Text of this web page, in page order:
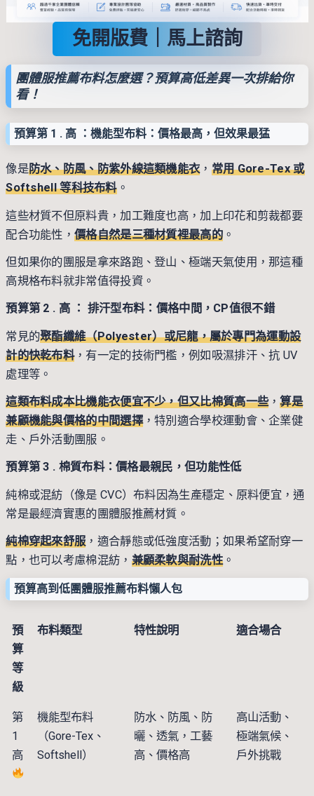
免開版費｜馬上諮詢
團體服推薦布料怎麼選？預算高低差異一次排給你
看！
預算第 1 . 高 ：機能型布料：價格最高，但效果最猛
像是防水、防風、防紫外線這類機能衣， 常用 Gore-Tex 或
Softshell 等科技布料。
這些材質不但原料貴，加工難度也高，加上印花和剪裁都要
配合功能性，價格自然是三種材質裡最高的。
但如果你的團服是拿來路跑、登山、極端天氣使用，那這種
高規格布料就非常值得投資。
預算第 2 . 高 ： 排汗型布料：價格中間，CP值很不錯
常見的聚酯纖維（Polyester）或尼龍，屬於專門為運動設
計的快乾布料，有一定的技術門檻，例如吸濕排汗、抗 UV
處理等。
這類布料成本比機能衣便宜不少，但又比棉質高一些，算是
兼顧機能與價格的中間選擇，特別適合學校運動會、企業健
走、戶外活動團服。
預算第 3 . 棉質布料：價格最親民，但功能性低
純棉或混紡（像是 CVC）布料因為生產穩定、原料便宜，通
常是最經濟實惠的團體服推薦材質。
純棉穿起來舒服 ，適合靜態或低強度活動；如果希望耐穿一
點，也可以考慮棉混紡， 兼顧柔軟與耐洗性。
預算高到低團體服推薦布料懶人包
預
算
等
級
布料類型 特性說明 適合場合
第
1
高
機能型布料
（Gore-Tex、
Softshell）
防水、防風、防
曬、透氣，工藝
高、價格高
高山活動、
極端氣候、
戶外挑戰